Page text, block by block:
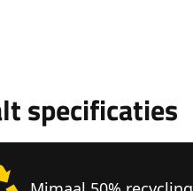
specificaties